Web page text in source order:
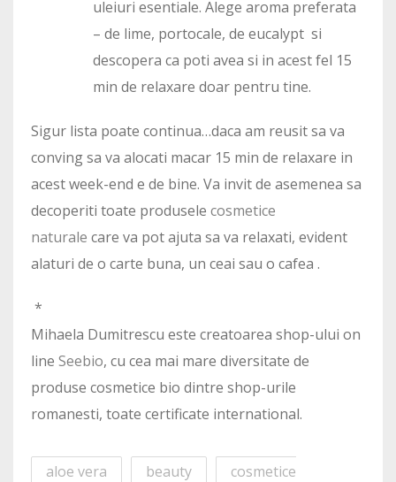
uleiuri esentiale. Alege aroma preferata
– de lime, portocale, de eucalypt si
descopera ca poti avea si in acest fel 15
min de relaxare doar pentru tine.
Sigur lista poate continua…daca am reusit sa va
conving sa va alocati macar 15 min de relaxare in
acest week-end e de bine. Va invit de asemenea sa
decoperiti toate produsele cosmetice
naturale care va pot ajuta sa va relaxati, evident
alaturi de o carte buna, un ceai sau o cafea .
*
Mihaela Dumitrescu este creatoarea shop-ului on
line Seebio, cu cea mai mare diversitate de
produse cosmetice bio dintre shop-urile
romanesti, toate certificate international.
aloe vera beauty
cosmetice